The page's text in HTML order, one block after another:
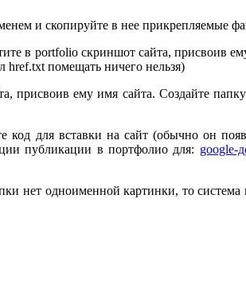
и скопируйте в нее прикрепляемые
в port­fo­lio скриншот сайта, присвоив
помещать ничего нельзя)
присвоив ему имя сайта. Создайте
код для вставки на сайт (обычно он
публикации в портфолио для: google-
нет одноименной картинки, то